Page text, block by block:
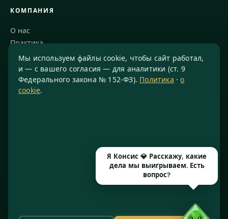
КОМПАНИЯ
О нас
Практика
Блог
Команда
Благодарности
Москва, Варшавское шоссе, д. 1А, помещение 14/7
© 2016–2026 ООО «КОНСИС» · ИНН 7724372334 · КПП 772601001
Мы используем файлы cookie, чтобы сайт работал,
и — с вашего согласия — для аналитики (ст. 9
Федерального закона № 152-ФЗ). Политика ·о
cookie.
Я Консис 💎 Расскажу, какие
дела мы выигрываем. Есть
вопрос?